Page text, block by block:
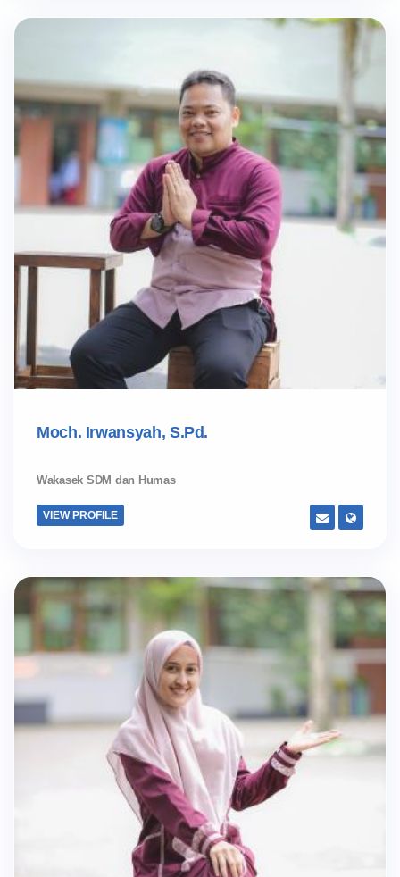
Moch. Irwansyah, S.Pd.
Wakasek SDM dan Humas
VIEW PROFILE